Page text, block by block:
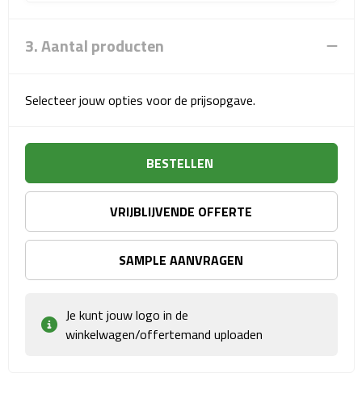
Sporttassen
Koeltassen & koelboxen
Picknick rugtassen
Heuptassen
3. Aantal producten
Selecteer jouw opties voor de prijsopgave.
BESTELLEN
VRIJBLIJVENDE OFFERTE
SAMPLE AANVRAGEN
Je kunt jouw logo in de
winkelwagen/offertemand uploaden